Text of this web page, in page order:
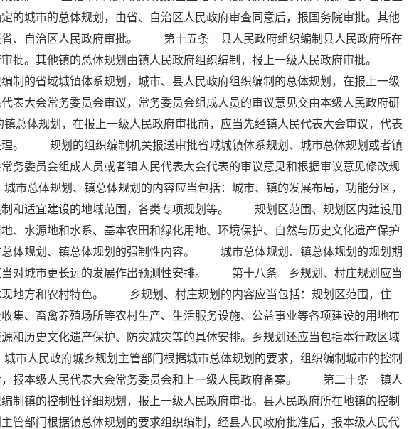
的城市的总体规划，由省、自治区人民政府审查同意后，报国务院审批。其他
省、自治区人民政府审批。 第十五条 县人民政府组织编制县人民政府所在
审批。其他镇的总体规划由镇人民政府组织编制，报上一级人民政府审批。
制的省域城镇体系规划，城市、县人民政府组织编制的总体规划，在报上一级
表大会常务委员会审议，常务委员会组成人员的审议意见交由本级人民政府研
体规划，在报上一级人民政府审批前，应当先经镇人民代表大会审议，代表
理。 规划的组织编制机关报送审批省域城镇体系规划、城市总体规划或者镇
务委员会组成人员或者镇人民代表大会代表的审议意见和根据审议意见修改规
体规划、镇总体规划的内容应当包括：城市、镇的发展布局，功能分区，
制和适宜建设的地域范围，各类专项规划等。 规划区范围、规划区内建设用
、水源地和水系、基本农田和绿化用地、环境保护、自然与历史文化遗产保护
总体规划、镇总体规划的强制性内容。 城市总体规划、镇总体规划的规划期
当对城市更长远的发展作出预测性安排。 第十八条 乡规划、村庄规划应当
现地方和农村特色。 乡规划、村庄规划的内容应当包括：规划区范围，住
集、畜禽养殖场所等农村生产、生活服务设施、公益事业等各项建设的用地布
和历史文化遗产保护、防灾减灾等的具体安排。乡规划还应当包括本行政区域
民政府城乡规划主管部门根据城市总体规划的要求，组织编制城市的控制
，报本级人民代表大会常务委员会和上一级人民政府备案。 第二十条 镇人
制镇的控制性详细规划，报上一级人民政府审批。县人民政府所在地镇的控制
管部门根据镇总体规划的要求组织编制，经县人民政府批准后，报本级人民代